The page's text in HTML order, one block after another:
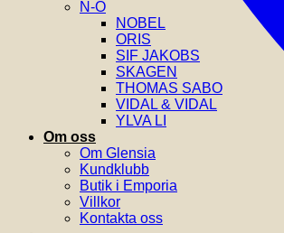
N-Ö
NOBEL
ORIS
SIF JAKOBS
SKAGEN
THOMAS SABO
VIDAL & VIDAL
YLVA LI
Om oss
Om Glensia
Kundklubb
Butik i Emporia
Villkor
Kontakta oss